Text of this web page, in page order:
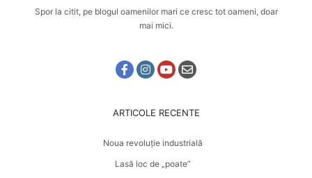
Spor la citit, pe blogul oamenilor mari ce cresc tot oameni, doar
mai mici.
ARTICOLE RECENTE
Noua revoluție industrială
Lasă loc de „poate”